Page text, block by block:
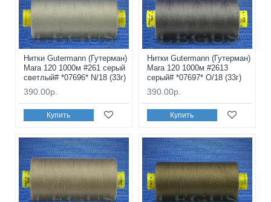
Нитки Gutermann (Гутерман)
Mara 120 1000м #261 серый
светлый# *07696* N/18 (33г)
390.00р.
Купить
Нитки Gutermann (Гутерман)
Mara 120 1000м #2613
серый# *07697* O/18 (33г)
390.00р.
Купить